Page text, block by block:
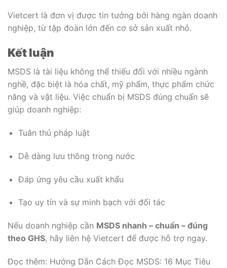
Vietcert là đơn vị được tin tưởng bởi hàng ngàn doanh
nghiệp, từ tập đoàn lớn đến cơ sở sản xuất nhỏ.
Kết luận
MSDS là tài liệu không thể thiếu đối với nhiều ngành
nghề, đặc biệt là hóa chất, mỹ phẩm, thực phẩm chức
năng và vật liệu. Việc chuẩn bị MSDS đúng chuẩn sẽ
giúp doanh nghiệp:
Tuân thủ pháp luật
Dễ dàng lưu thông trong nước
Đáp ứng yêu cầu xuất khẩu
Tạo uy tín và sự minh bạch với đối tác
Nếu doanh nghiệp cần MSDS nhanh – chuẩn – đúng
theo GHS, hãy liên hệ Vietcert để được hỗ trợ ngay.
Đọc thêm: Hướng Dẫn Cách Đọc MSDS: 16 Mục Tiêu